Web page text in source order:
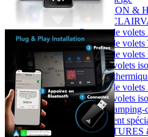
ISOLATION &
Gamme
Gamme de
Gamme de
Gamme de
Rideaux volets
Isolation
Gamme de
Rideaux volets
Housse camping-
Equipement
OUVERTURES